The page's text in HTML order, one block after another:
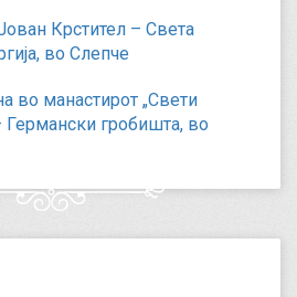
Крстител – Света
во Слепче
во манастирот „Свети
Германски гробишта, во